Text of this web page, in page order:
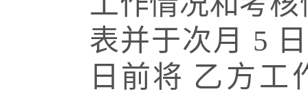
表并于次月 5
日前将 乙方工